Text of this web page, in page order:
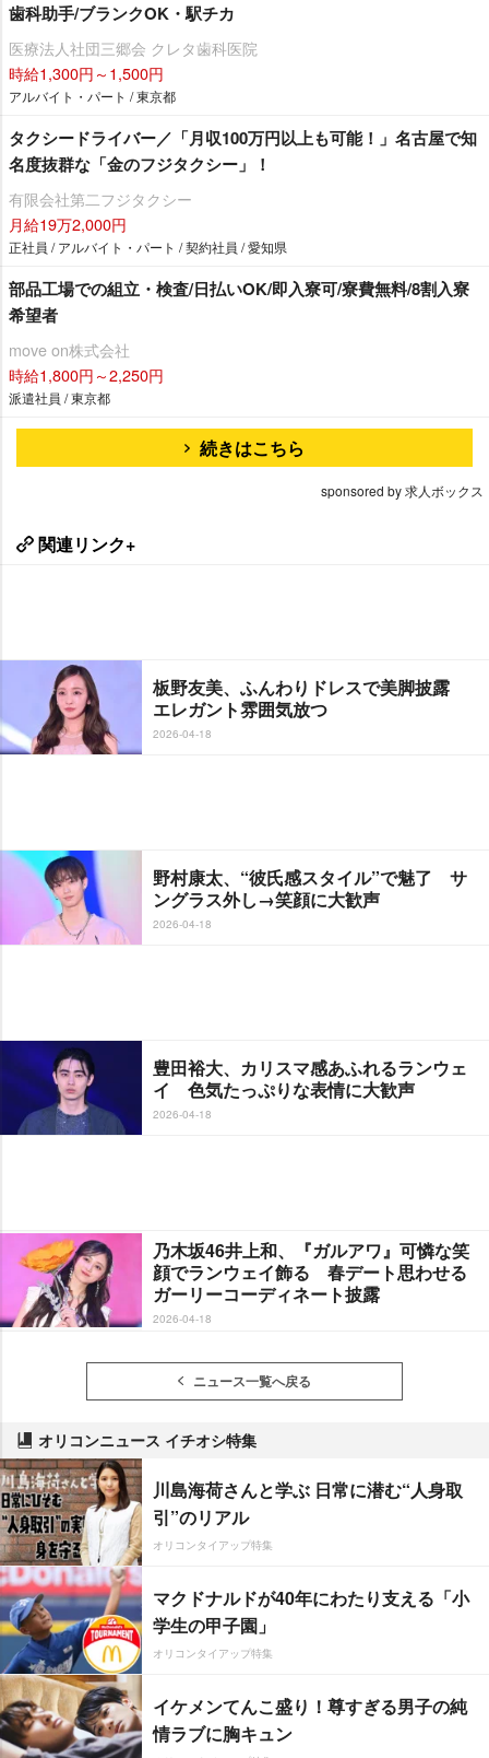
歯科助手/ブランクOK・駅チカ
医療法人社団三郷会 クレタ歯科医院
時給1,300円～1,500円
アルバイト・パート / 東京都
タクシードライバー／「月収100万円以上も可能！」名古屋で知
名度抜群な「金のフジタクシー」！
有限会社第二フジタクシー
月給19万2,000円
正社員 / アルバイト・パート / 契約社員 / 愛知県
部品工場での組立・検査/日払いOK/即入寮可/寮費無料/8割入寮
希望者
move on株式会社
時給1,800円～2,250円
派遣社員 / 東京都
続きはこちら
sponsored by 求人ボックス
関連リンク+
板野友美、ふんわりドレスで美脚披露
エレガント雰囲気放つ
2026-04-18
野村康太、“彼氏感スタイル”で魅了 サ
ングラス外し→笑顔に大歓声
2026-04-18
豊田裕大、カリスマ感あふれるランウェ
イ 色気たっぷりな表情に大歓声
2026-04-18
乃木坂46井上和、『ガルアワ』可憐な笑
顔でランウェイ飾る 春デート思わせる
ガーリーコーディネート披露
2026-04-18
ニュース一覧へ戻る
オリコンニュース イチオシ特集
川島海荷さんと学ぶ 日常に潜む“人身取
引”のリアル
オリコンタイアップ特集
マクドナルドが40年にわたり支える「小
学生の甲子園」
オリコンタイアップ特集
イケメンてんこ盛り！尊すぎる男子の純
情ラブに胸キュン